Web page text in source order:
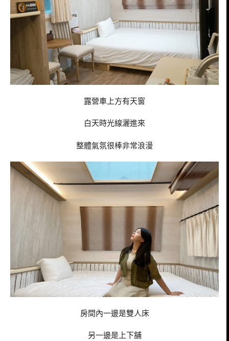
露營車上方有天窗
白天時光線灑進來
整體氣氛很棒非常浪漫
房間內一邊是雙人床
另一邊是上下舖